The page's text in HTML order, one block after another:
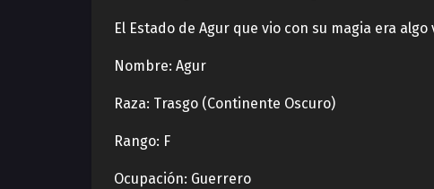
El Estado de Agur que vio con su magia era
Nombre: Agur
Raza: Trasgo (Continente Oscuro)
Rango: F
Ocupación: Guerrero